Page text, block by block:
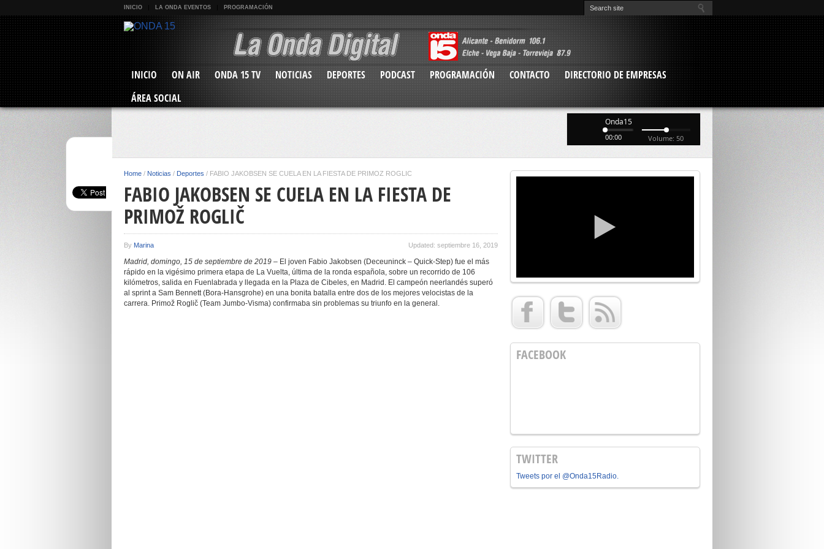
INICIO LA ONDA EVENTOS PROGRAMACIÓN
INICIO ON AIR ONDA 15 TV NOTICIAS DEPORTES PODCAST PROGRAMACIÓN CONTACTO
DIRECTORIO DE EMPRESAS
ÁREA SOCIAL
Onda15
00:00 Volume: 50
Home / Noticias / Deportes / FABIO JAKOBSEN SE CUELA EN LA FIESTA DE PRIMOŽ ROGLIČ
FABIO JAKOBSEN SE CUELA EN LA FIESTA DE
PRIMOŽ ROGLIČ
By Marina Updated: septiembre 16, 2019
Madrid, domingo, 15 de septiembre de 2019 – El joven Fabio Jakobsen (Deceuninck – Quick-Step) fue el más
rápido en la vigésimo primera etapa de La Vuelta, última de la ronda española, sobre un recorrido de 106
kilómetros, salida en Fuenlabrada y llegada en la Plaza de Cibeles, en Madrid. El campeón neerlandés superó
al sprint a Sam Bennett (Bora-Hansgrohe) en una bonita batalla entre dos de los mejores velocistas de la
carrera. Primož Roglič (Team Jumbo-Visma) confirmaba sin problemas su triunfo en la general.
FACEBOOK
TWITTER
Tweets por el @Onda15Radio.